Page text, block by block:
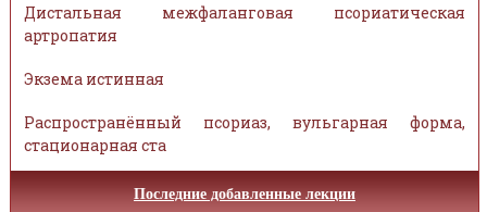
Дистальная межфаланговая псориатическая
артропатия
Экзема истинная
Распространённый псориаз, вульгарная форма,
стационарная ста
Последние добавленные лекции